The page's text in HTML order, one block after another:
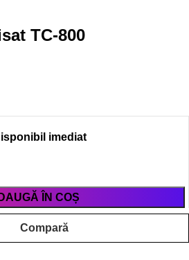
TC-800
imediat
ÎN COȘ
Compară